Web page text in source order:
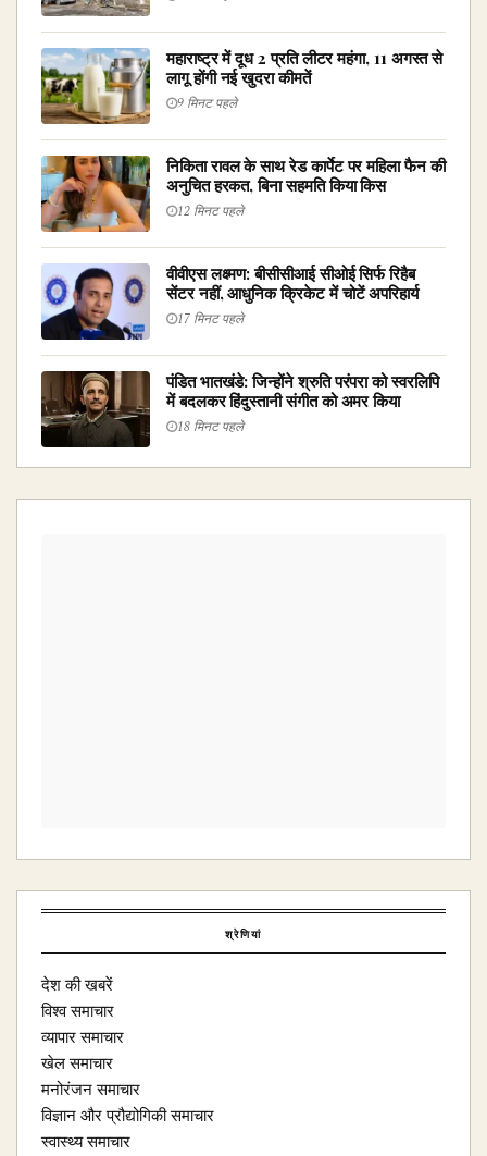
महाराष्ट्र में दूध ₹2 प्रति लीटर महंगा, 11 अगस्त से
लागू होंगी नई खुदरा कीमतें
9 मिनट पहले
निकिता रावल के साथ रेड कार्पेट पर महिला फैन की
अनुचित हरकत, बिना सहमति किया किस
12 मिनट पहले
वीवीएस लक्ष्मण: बीसीसीआई सीओई सिर्फ रिहैब
सेंटर नहीं, आधुनिक क्रिकेट में चोटें अपरिहार्य
17 मिनट पहले
पंडित भातखंडे: जिन्होंने श्रुति परंपरा को स्वरलिपि
में बदलकर हिंदुस्तानी संगीत को अमर किया
18 मिनट पहले
श्रेणियां
देश की खबरें
विश्व समाचार
व्यापार समाचार
खेल समाचार
मनोरंजन समाचार
विज्ञान और प्रौद्योगिकी समाचार
स्वास्थ्य समाचार